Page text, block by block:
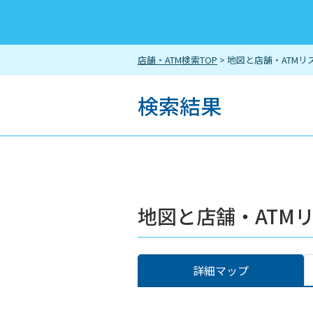
店舗・ATM検索TOP > 地図と店舗・ATMリ
検索結果
地図と店舗・ATM
詳細マップ